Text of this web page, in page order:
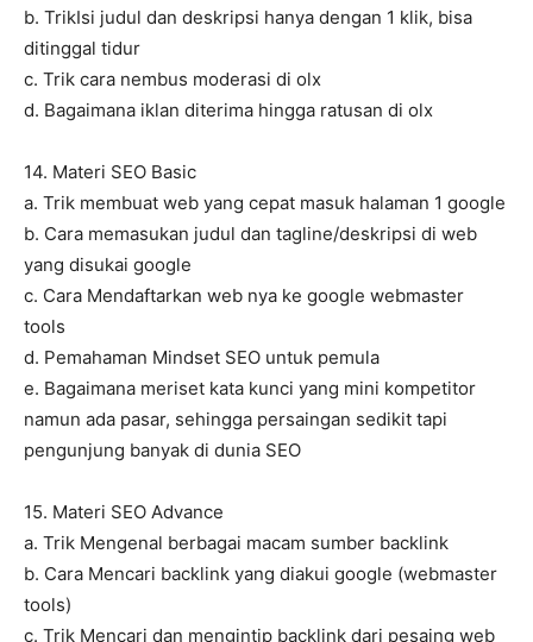
b. TrikIsi judul dan deskripsi hanya dengan 1 klik, bisa
ditinggal tidur
c. Trik cara nembus moderasi di olx
d. Bagaimana iklan diterima hingga ratusan di olx
14. Materi SEO Basic
a. Trik membuat web yang cepat masuk halaman 1 google
b. Cara memasukan judul dan tagline/deskripsi di web
yang disukai google
c. Cara Mendaftarkan web nya ke google webmaster
tools
d. Pemahaman Mindset SEO untuk pemula
e. Bagaimana meriset kata kunci yang mini kompetitor
namun ada pasar, sehingga persaingan sedikit tapi
pengunjung banyak di dunia SEO
15. Materi SEO Advance
a. Trik Mengenal berbagai macam sumber backlink
b. Cara Mencari backlink yang diakui google (webmaster
tools)
c. Trik Mencari dan mengintip backlink dari pesaing web